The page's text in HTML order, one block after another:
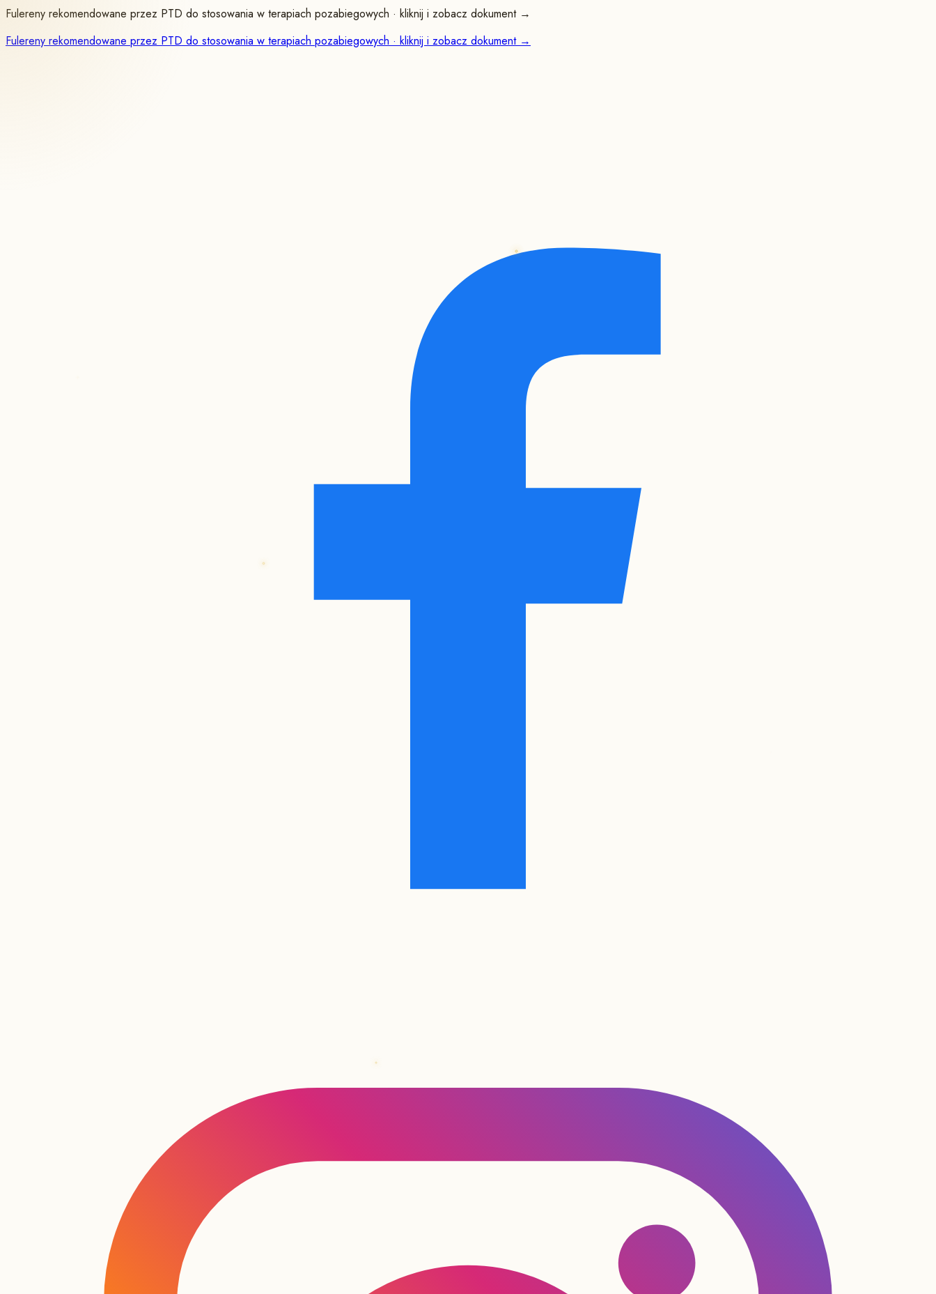
Fulereny rekomendowane przez PTD do stosowania w terapiach pozabiegowych · kliknij i zobacz dokument →
Fulereny rekomendowane przez PTD do stosowania w terapiach pozabiegowych · kliknij i zobacz dokument →